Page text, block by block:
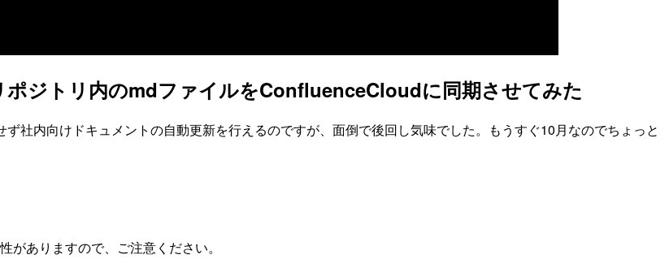
ジトリ内のmdファイルをConfluenceCloudに同期させてみた
社内向けドキュメントの自動更新を行えるのですが、面倒で後回し気味でした。もうすぐ10月なのでちょっと
ありますので、ご注意ください。